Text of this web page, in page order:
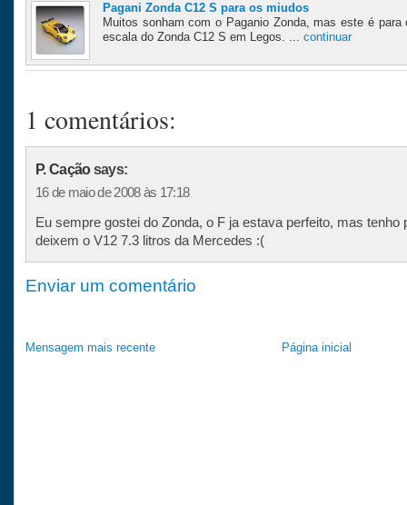
Pagani Zonda C12 S para os miudos
Muitos sonham com o Paganio Zonda, mas este é
escala do Zonda C12 S em Legos. ... continuar
1 comentários:
P. Caçãosays:
16 de maio de 2008 às 17:18
Eu sempre gostei do Zonda, o F ja estava perfeito, mas tenho
deixem o V12 7.3 litros da Mercedes :(
Enviar um comentário
Mensagem mais recente Página inicial